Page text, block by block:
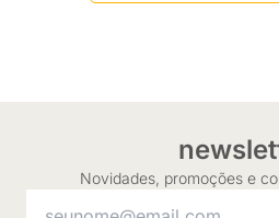
Novidades, promoções e